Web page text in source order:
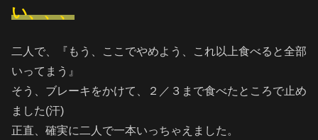
い、、、
二人で、『もう、ここでやめよう、これ以上食べると全部
いってまう』
そう、ブレーキをかけて、２／３まで食べたところで止め
ました(汗)
正直、確実に二人で一本いっちゃえました。